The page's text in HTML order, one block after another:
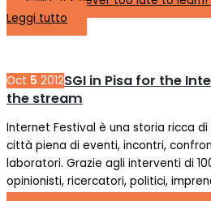
Leggi tutto
Oct 5 2012SGI in Pisa for the
the stream
Internet Festival è una storia ricca
città piena di eventi, incontri,
laboratori. Grazie agli interventi di
opinionisti, ricercatori, politici,